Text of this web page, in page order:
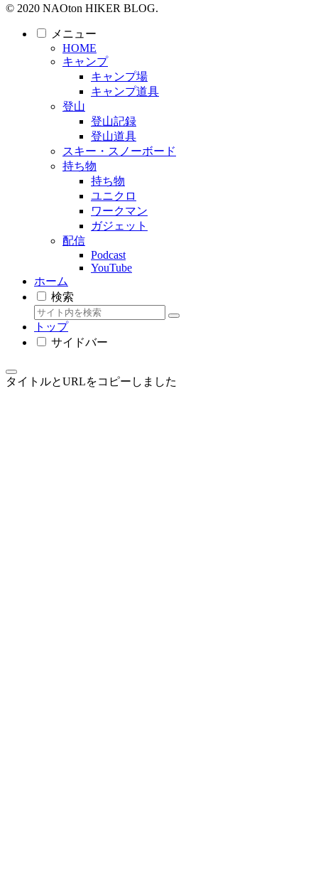
© 2020 NAOton HIKER BLOG.
メニュー
HOME
キャンプ
キャンプ場
キャンプ道具
登山
登山記録
登山道具
スキー・スノーボード
持ち物
持ち物
ユニクロ
ワークマン
ガジェット
配信
Podcast
YouTube
ホーム
検索
トップ
サイドバー
タイトルとURLをコピーしました